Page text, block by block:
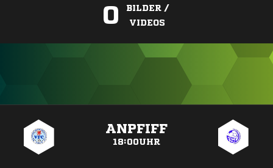
0
BILDER /
VIDEOS
ANPFIFF
18:00UHR